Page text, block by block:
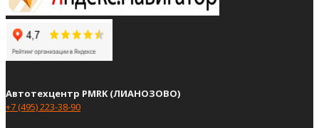
Автотехцентр PMRK (ЛИАНОЗОВО)
+7 (495) 223-38-90